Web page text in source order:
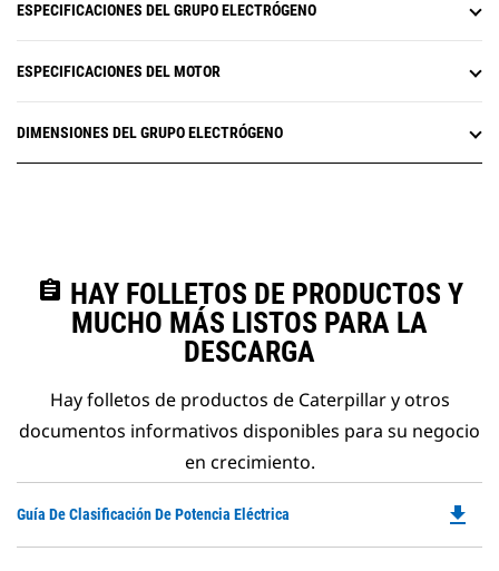
ESPECIFICACIONES DEL GRUPO ELECTRÓGENO
ESPECIFICACIONES DEL MOTOR
DIMENSIONES DEL GRUPO ELECTRÓGENO
assignment HAY FOLLETOS DE PRODUCTOS Y
MUCHO MÁS LISTOS PARA LA
DESCARGA
Hay folletos de productos de Caterpillar y otros
documentos informativos disponibles para su negocio
en crecimiento.
Guía De Clasificación De Potencia Eléctrica file_download